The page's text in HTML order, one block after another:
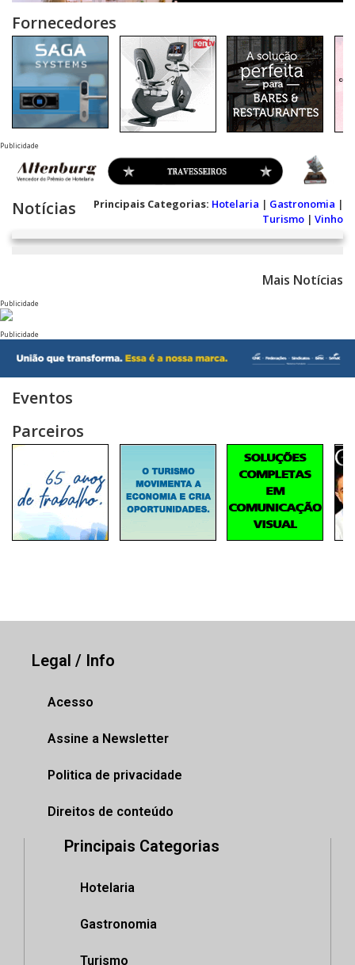
Fornecedores
Publicidade
Notícias Principais Categorias: Hotelaria | Gastronomia |
Turismo | Vinho
Mais Notícias
Publicidade
Publicidade
Eventos
Parceiros
Legal / Info
Acesso
Assine a Newsletter
Politica de privacidade
Direitos de conteúdo
Principais Categorias
Hotelaria
Gastronomia
Turismo